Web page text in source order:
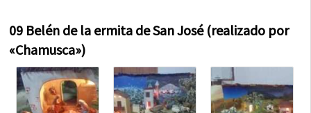
09 Belén de la ermita de San José (realizado por
«Chamusca»)